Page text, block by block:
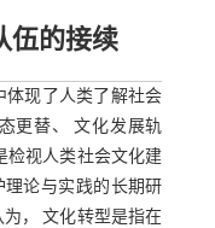
伍的接续
体现了人类了解社会
更替、 文化发展轨
检视人类社会文化建
论与实践的长期研
， 文化转型是指在